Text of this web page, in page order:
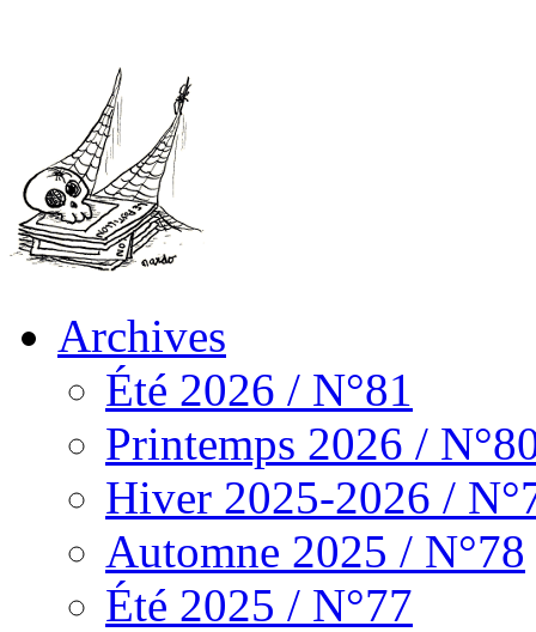
Archives
Été 2026 / N°81
Printemps 2026 /
Hiver 2025-2026 /
Automne 2025 / N°78
Été 2025 / N°77